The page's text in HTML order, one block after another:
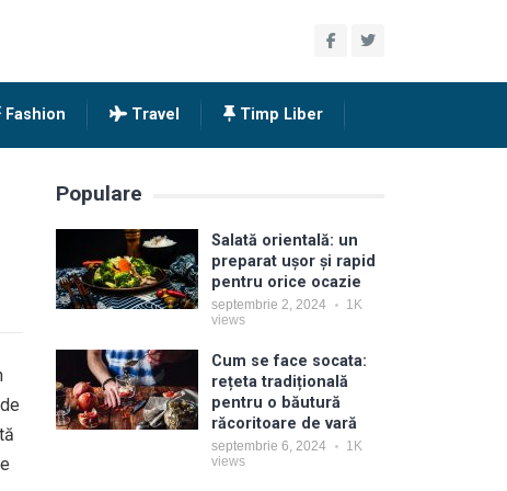
Fashion Travel Timp Liber
Populare
Salată orientală: un
preparat ușor și rapid
pentru orice ocazie
septembrie 2, 2024
1K
views
Cum se face socata:
rețeta tradițională
pentru o băutură
răcoritoare de vară
septembrie 6, 2024
1K
views